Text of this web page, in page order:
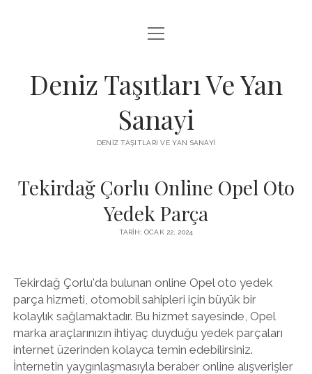
FACEBOOK TAKIPÇI KAZANMA ŞIFRESIZ
INSTAGRAM BOT SILME
LISTE
menüyü
aç
Deniz Taşıtları Ve Yan
Sanayi
DENIZ TAŞITLARI VE YAN SANAYI
Tekirdağ Çorlu Online Opel Oto
Yedek Parça
TARIH: OCAK 22, 2024
Tekirdağ Çorlu'da bulunan online Opel oto yedek
parça hizmeti, otomobil sahipleri için büyük bir
kolaylık sağlamaktadır. Bu hizmet sayesinde, Opel
marka araçlarınızın ihtiyaç duyduğu yedek parçaları
internet üzerinden kolayca temin edebilirsiniz.
İnternetin yaygınlaşmasıyla beraber online alışverişler